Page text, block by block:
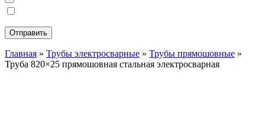
Главная » Трубы электросварные » Трубы прямошовные »
Труба 820×25 прямошовная стальная электросварная